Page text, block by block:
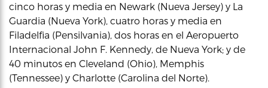
cinco horas y media en Newark (Nueva Jersey) y La
Guardia (Nueva York), cuatro horas y media en
Filadelfia (Pensilvania), dos horas en el Aeropuerto
Internacional John F. Kennedy, de Nueva York; y de
40 minutos en Cleveland (Ohio), Memphis
(Tennessee) y Charlotte (Carolina del Norte).